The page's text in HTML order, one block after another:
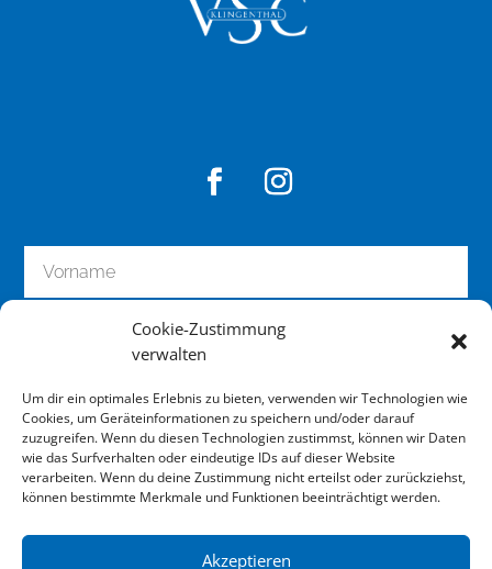
Cookie-Zustimmung
verwalten
Um dir ein optimales Erlebnis zu bieten, verwenden wir Technologien wie
Cookies, um Geräteinformationen zu speichern und/oder darauf
zuzugreifen. Wenn du diesen Technologien zustimmst, können wir Daten
wie das Surfverhalten oder eindeutige IDs auf dieser Website
verarbeiten. Wenn du deine Zustimmung nicht erteilst oder zurückziehst,
können bestimmte Merkmale und Funktionen beeinträchtigt werden.
Akzeptieren
zum Newsletter anmelden